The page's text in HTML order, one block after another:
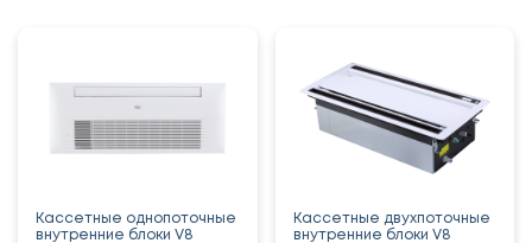
Кассетные однопоточные
внутренние блоки V8
Кассетные двухпоточные
внутренние блоки V8